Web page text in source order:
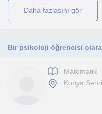
daha fazlasını gör
Matematik
Konya Sehri